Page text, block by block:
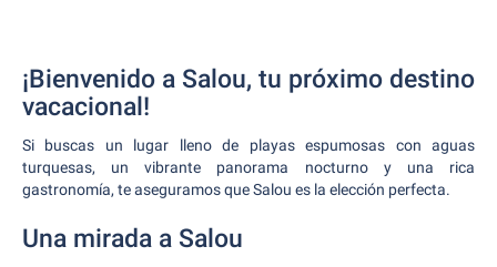
¡Bienvenido a Salou, tu próximo destino
vacacional!
Si buscas un lugar lleno de playas espumosas con aguas
turquesas, un vibrante panorama nocturno y una rica
gastronomía, te aseguramos que Salou es la elección perfecta.
Una mirada a Salou